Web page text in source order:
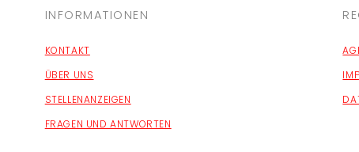
INFORMATIONEN
KONTAKT
ÜBER UNS
STELLENANZEIGEN
FRAGEN UND ANTWORTEN